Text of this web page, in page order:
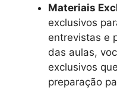
Materiais
exclusivos
entrevistas e
das aulas,
exclusivos
preparação